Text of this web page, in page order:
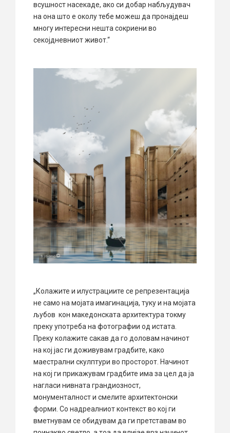
всушност насекаде, ако си добар набљудувач
на она што е околу тебе можеш да пронајдеш
многу интересни нешта сокриени во
секојдневниот живот.“
„Колажите и илустрациите се репрезентација
не само на мојата имагинација, туку и на мојата
љубов кон македонската архитектура токму
преку употреба на фотографии од истата.
Преку колажите сакав да го доловам начинот
на кој јас ги доживувам градбите, како
маестрални скулптури во просторот. Начинот
на кој ги прикажувам градбите има за цел да ја
нагласи нивната грандиозност,
монументалност и смелите архитектонски
форми. Со надреалниот контекст во кој ги
вметнувам се обидувам да ги претставам во